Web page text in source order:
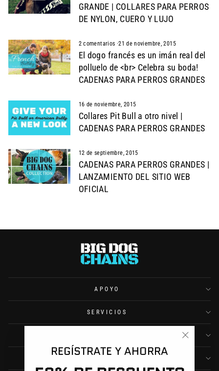
REGÍSTRATE Y AHORRA
"Cerrar
GRANDE | COLLARES PARA PERROS
DE NYLON, CUERO Y LUJO
2 comentarios ·21 de noviembre, 2015
El dogo francés es un imán real del
polluelo de <br> Celebra su boda!
CADENAS PARA PERROS GRANDES
16 de noviembre, 2015
Collares Pit Bull a otro nivel |
CADENAS PARA PERROS GRANDES
12 de septiembre, 2015
CADENAS PARA PERROS GRANDES |
LANZAMIENTO DEL SITIO WEB
OFICIAL
APOYO
SERVICIOS